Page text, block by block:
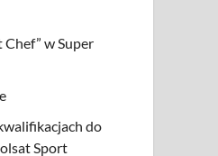
w Super
do
Sport